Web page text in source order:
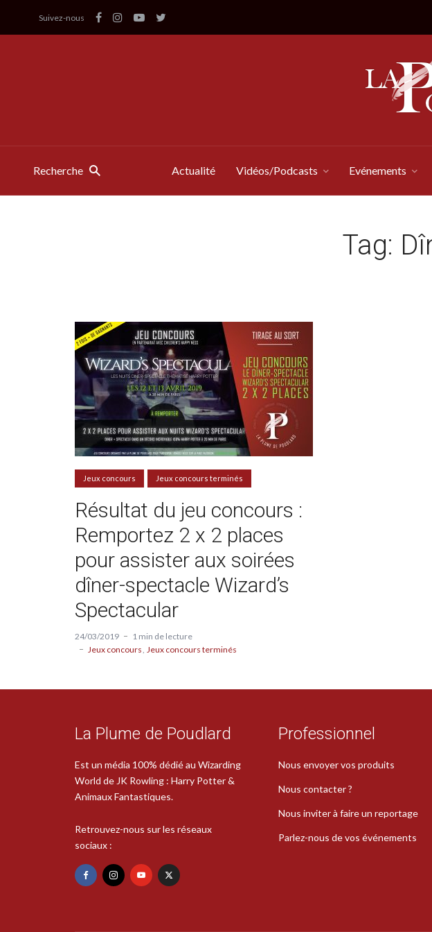
Suivez-nous
Recherche Actualité Vidéos/Podcasts Evénements
Tag:
Jeux concours Jeux concours terminés
Résultat du jeu concours :
Remportez 2 x 2 places
pour assister aux soirées
dîner-spectacle Wizard’s
Spectacular
24/03/2019
1 min de lecture
Jeux concours
Jeux concours terminés
La Plume de Poudlard
Est un média 100% dédié au Wizarding
World de JK Rowling : Harry Potter &
Animaux Fantastiques.
Retrouvez-nous sur les réseaux
sociaux :
Professionnel
Nous envoyer vos produits
Nous contacter ?
Nous inviter à faire un reportage
Parlez-nous de vos événements